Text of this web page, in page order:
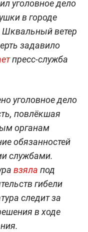
уголовное дело
в городе
ветер
задавило
пресс-служба
уголовное дело
повлёкшая
органам
обязанностей
службами.
взяла под
гибели
следит за
в ходе